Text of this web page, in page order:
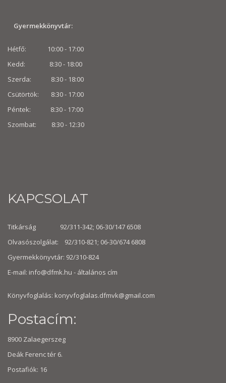
Gyermekkönyvtár:
Hétfő: 10:00 - 17:00
Kedd: 8:30 - 18:00
Szerda: 8:30 - 18:00
Csütörtök: 8:30 - 17:00
Péntek: 8:30 - 17:00
Szombat: 8:30 - 12:30
KAPCSOLAT
Titkárság 92/311-342; 06-30/147 6508
Olvasószolgálat: 92/310-821; 06-30/674 6808
Gyermekkönyvtár: 92/310-824
E-mail: info@dfmk.hu - általános cím
Könyvfoglalás: konyvfoglalas.dfmvk@gmail.com
Postacím:
8900 Zalaegerszeg
Deák Ferenc tér 6.
Postafiók: 16